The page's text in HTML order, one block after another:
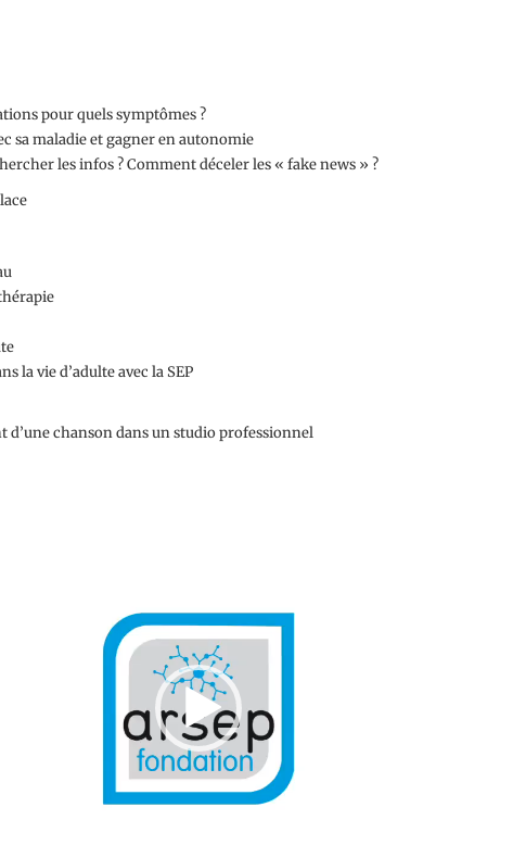
pour quels symptômes ?
sa maladie et gagner en autonomie
les infos ? Comment déceler les « fake news » ?
la vie d’adulte avec la SEP
d’une chanson dans un studio professionnel